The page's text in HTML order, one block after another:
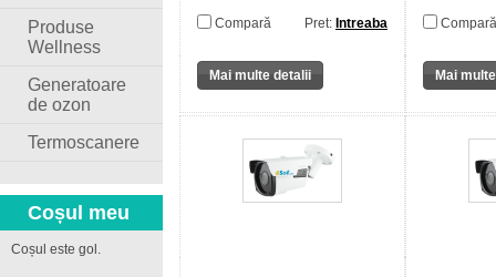
Produse
Wellness
Generatoare
de ozon
Termoscanere
Coșul meu
Coșul este gol.
Compară Pret: Intreaba Compară
Mai multe detalii Mai